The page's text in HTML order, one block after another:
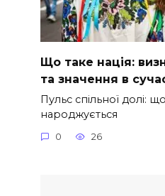
Що таке нація:
та значення в
Пульс спільної долі:
народжується
0 26